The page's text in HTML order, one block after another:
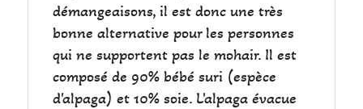
démangeaisons, il est donc une très
bonne alternative pour les personnes
qui ne supportent pas le mohair. Il est
composé de 90% bébé suri (espèce
d'alpaga) et 10% soie. L'alpaga évacue